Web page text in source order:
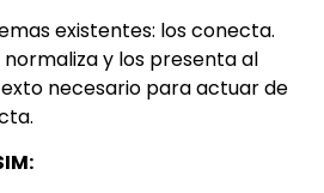
existentes: los conecta.
normaliza y los presenta al
necesario para actuar de